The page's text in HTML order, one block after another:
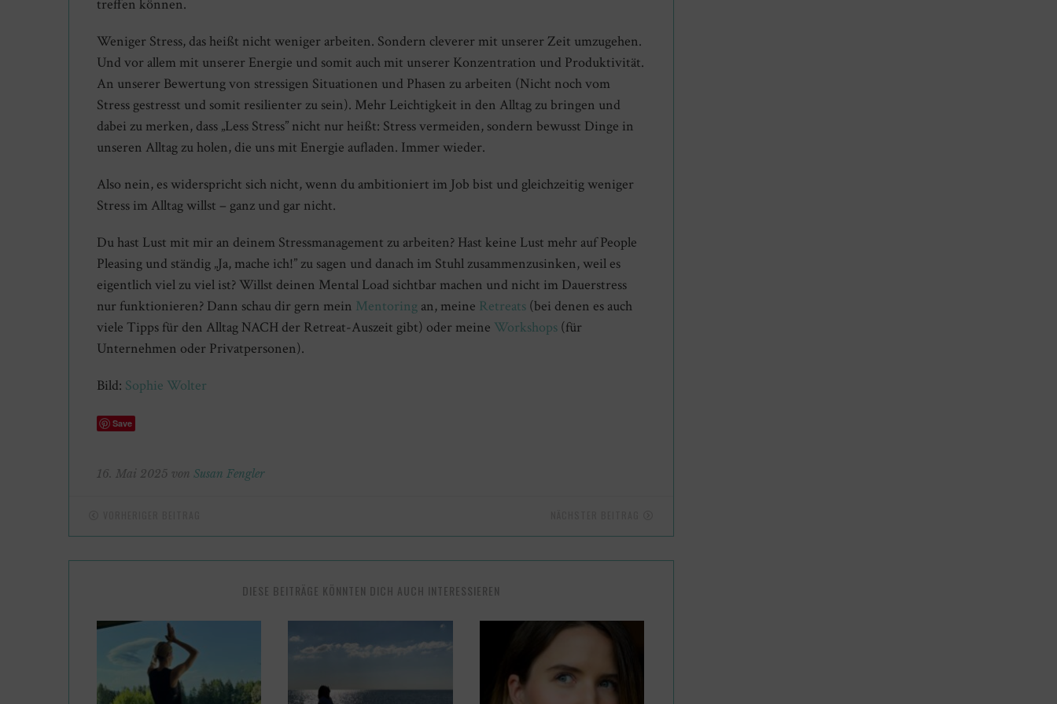
treffen können.
Weniger Stress, das heißt nicht weniger arbeiten. Sondern cleverer mit unserer Zeit umzugehen.
Und vor allem mit unserer Energie und somit auch mit unserer Konzentration und Produktivität.
An unserer Bewertung von stressigen Situationen und Phasen zu arbeiten (Nicht noch vom
Stress gestresst und somit resilienter zu sein). Mehr Leichtigkeit in den Alltag zu bringen und
dabei zu merken, dass „Less Stress” nicht nur heißt: Stress vermeiden, sondern bewusst Dinge in
unseren Alltag zu holen, die uns mit Energie aufladen. Immer wieder.
Also nein, es widerspricht sich nicht, wenn du ambitioniert im Job bist und gleichzeitig weniger
Stress im Alltag willst – ganz und gar nicht.
Du hast Lust mit mir an deinem Stressmanagement zu arbeiten? Hast keine Lust mehr auf People
Pleasing und ständig „Ja, mache ich!” zu sagen und danach im Stuhl zusammenzusinken, weil es
eigentlich viel zu viel ist? Willst deinen Mental Load sichtbar machen und nicht im Dauerstress
nur funktionieren? Dann schau dir gern mein Mentoring an, meine Retreats (bei denen es auch
viele Tipps für den Alltag NACH der Retreat-Auszeit gibt) oder meine Workshops (für
Unternehmen oder Privatpersonen).
Bild: Sophie Wolter
Save
16. Mai 2025 von Susan Fengler
DIESE BEITRÄGE KÖNNTEN DICH AUCH INTERESSIEREN